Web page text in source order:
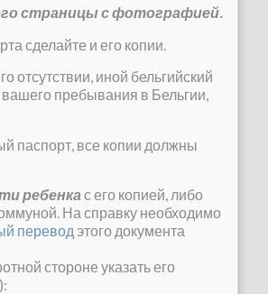
страницы с фотографией.
сделайте и его копии.
отсутствии, иной бельгийский
пребывания в Бельгии,
паспорт, все копии должны
ребенка с его копией, либо
На справку необходимо
перевод этого документа
стороне указать его
):